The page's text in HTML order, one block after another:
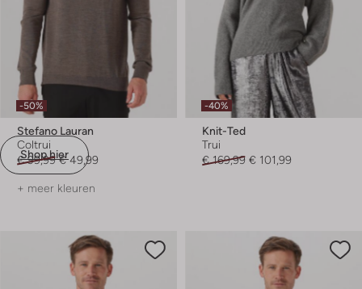
Shop hier
-50%
Stefano Lauran
Coltrui
€ 99,99 € 49,99
+ meer kleuren
-40%
Knit-Ted
Trui
€ 169,99 € 101,99